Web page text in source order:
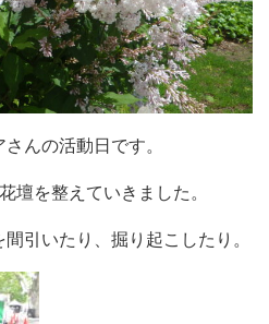
んの活動日です。
壇を整えていきました。
引いたり、掘り起こしたり。